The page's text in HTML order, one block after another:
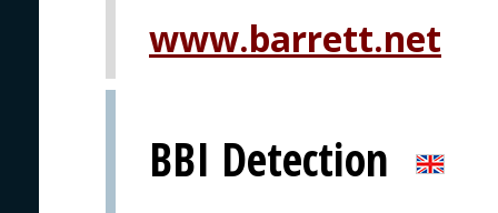
www.barrett.net
BBI Detection